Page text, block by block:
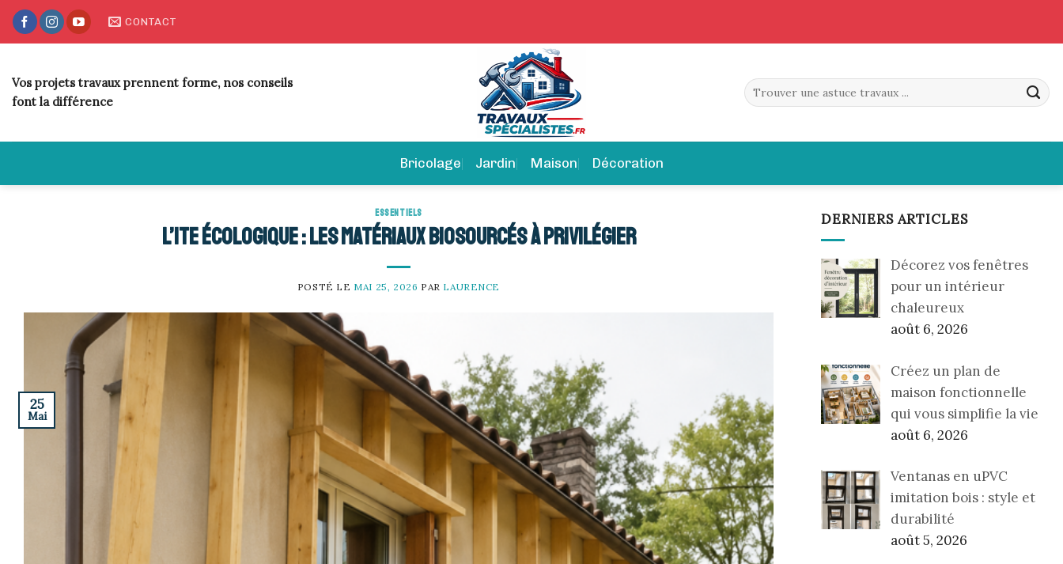
Skip
CONTACT
Vos projets travaux prennent forme, nos conseils
font la différence
Bricolage Jardin Maison Décoration
ESSENTIELS
L’ITE écologique : les matériaux biosourcés à privilégier
POSTÉ LE MAI 25, 2026 PAR LAURENCE
25
Mai
DERNIERS ARTICLES
Décorez vos fenêtres
pour un intérieur
chaleureux
août 6, 2026
Créez un plan de
maison fonctionnelle
qui vous simplifie la vie
août 6, 2026
Ventanas en uPVC
imitation bois : style et
durabilité
août 5, 2026